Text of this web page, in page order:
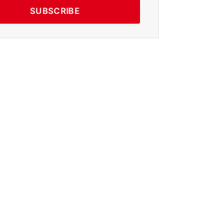
SUBSCRIBE